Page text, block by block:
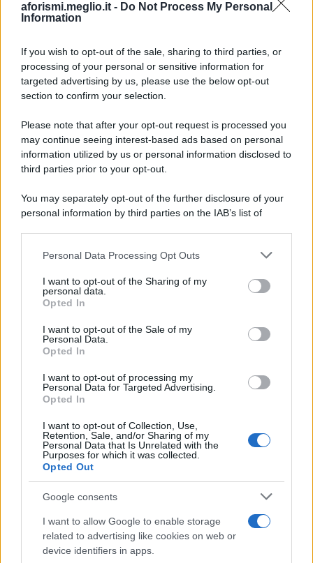
aforismi.meglio.it - Do Not Process My Personal
Information
If you wish to opt-out of the sale, sharing to third parties, or
processing of your personal or sensitive information for
targeted advertising by us, please use the below opt-out
section to confirm your selection.
Please note that after your opt-out request is processed you
may continue seeing interest-based ads based on personal
information utilized by us or personal information disclosed to
third parties prior to your opt-out.
You may separately opt-out of the further disclosure of your
personal information by third parties on the IAB’s list of
This information may also be disclosed by us to third parties
disclose it to other third parties.
Please note that this website/app uses one or more Google
services and may gather and store information including but
not limited to your visit or usage behaviour. You may click to
grant or deny consent to Google and its third-party tags to
consent section.
Personal Data Processing Opt Outs
I want to opt-out of the Sharing of my
personal data.
Opted In
I want to opt-out of the Sale of my
Personal Data.
Opted In
I want to opt-out of processing my
Personal Data for Targeted Advertising.
Opted In
I want to opt-out of Collection, Use,
Retention, Sale, and/or Sharing of my
Personal Data that Is Unrelated with the
Purposes for which it was collected.
Opted Out
Google consents
I want to allow Google to enable storage
related to advertising like cookies on web or
device identifiers in apps.
Ricevi LE FRASI PIÙ BELLE via e-mail
E-mail
FRASI
Frasi celebri
Frasi da condividere
Poesie
FILM
Frasi dei film